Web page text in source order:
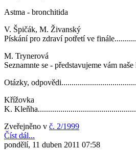
Astma - bronchitida
V. Špičák, M. Živanský
Pískání pro zdraví potřetí ve
M. Trynerová
Seznamnte se - představujeme vám
Otázky,
Křížovka
K.
Zveřejněno v č. 2/1999
Číst dál...
pondělí, 11 duben 2011 07:58